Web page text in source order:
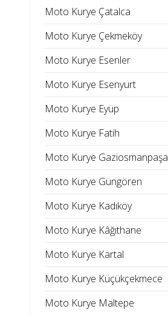
Moto Kurye Çatalca
Moto Kurye Çekmeköy
Moto Kurye Esenler
Moto Kurye Esenyurt
Moto Kurye Eyüp
Moto Kurye Fatih
Moto Kurye Gaziosmanpaşa
Moto Kurye Güngören
Moto Kurye Kadıköy
Moto Kurye Kâğıthane
Moto Kurye Kartal
Moto Kurye Küçükçekmece
Moto Kurye Maltepe